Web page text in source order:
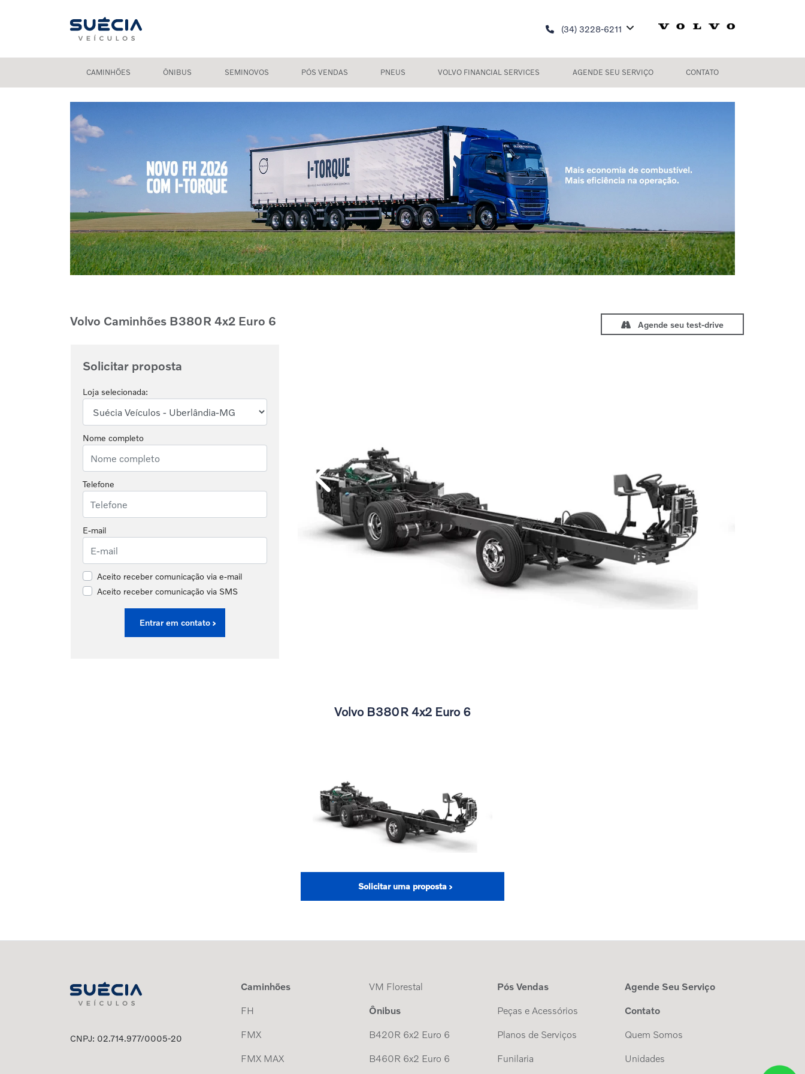
(34) 3228-6211
CAMINHÕES ÔNIBUS SEMINOVOS PÓS VENDAS PNEUS VOLVO FINANCIAL SERVICES AGENDE SEU SERVIÇO CONTATO
Volvo Caminhões B380R 4x2 Euro 6 Agende seu test-drive
Solicitar proposta
Loja selecionada:
Nome completo
Telefone
E-mail
Aceito receber comunicação via e-mail
Aceito receber comunicação via SMS
Entrar em contato
Anterior
Volvo B380R 4x2 Euro 6
Solicitar uma proposta
CNPJ: 02.714.977/0005-20
Caminhões
FH
FMX
FMX MAX
VM Florestal
Ônibus
B420R 6x2 Euro 6
B460R 6x2 Euro 6
Pós Vendas
Peças e Acessórios
Planos de Serviços
Funilaria
Agende Seu Serviço
Contato
Quem Somos
Unidades